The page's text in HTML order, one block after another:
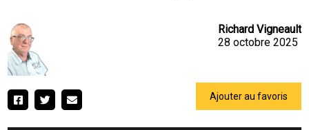
Richard Vigneault
28 octobre 2025
Ajouter au favoris